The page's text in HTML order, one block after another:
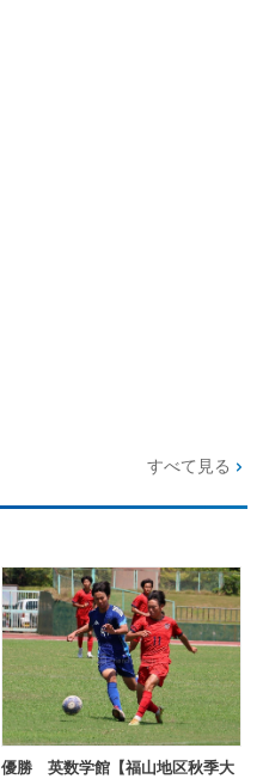
すべて見る
優勝 英数学館【福山地区秋季大